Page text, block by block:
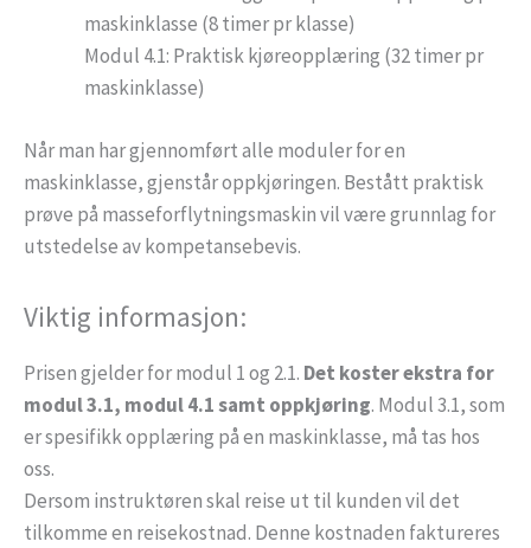
maskinklasse (8 timer pr klasse)
Modul 4.1: Praktisk kjøreopplæring (32 timer pr
maskinklasse)
Når man har gjennomført alle moduler for en
maskinklasse, gjenstår oppkjøringen. Bestått praktisk
prøve på masseforflytningsmaskin vil være grunnlag for
utstedelse av kompetansebevis.
Viktig informasjon:
Prisen gjelder for modul 1 og 2.1. Det koster ekstra for
modul 3.1, modul 4.1 samt oppkjøring. Modul 3.1, som
er spesifikk opplæring på en maskinklasse, må tas hos
oss.
Dersom instruktøren skal reise ut til kunden vil det
tilkomme en reisekostnad. Denne kostnaden faktureres